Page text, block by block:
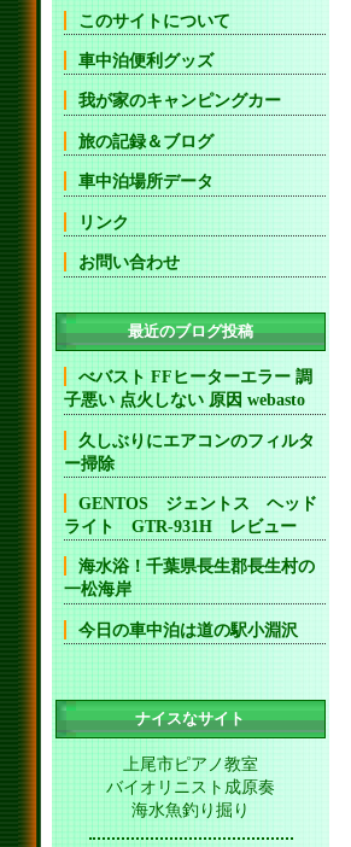
このサイトについて
車中泊便利グッズ
我が家のキャンピングカー
旅の記録＆ブログ
車中泊場所データ
リンク
お問い合わせ
最近のブログ投稿
べバスト FFヒーターエラー 調
子悪い 点火しない 原因 webasto
久しぶりにエアコンのフィルタ
ー掃除
GENTOS ジェントス ヘッド
ライト GTR-931H レビュー
海水浴！千葉県長生郡長生村の
一松海岸
今日の車中泊は道の駅小淵沢
ナイスなサイト
上尾市ピアノ教室
バイオリニスト成原奏
海水魚釣り掘り